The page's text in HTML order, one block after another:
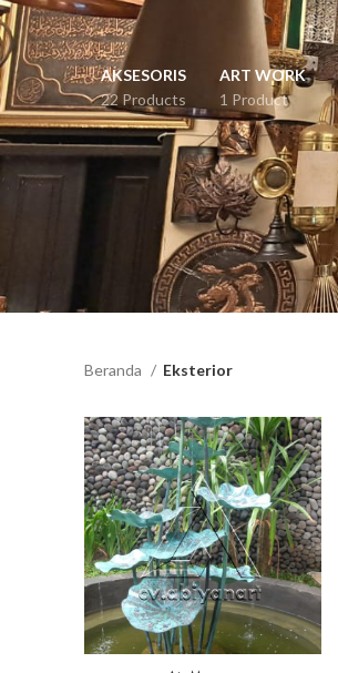
AKSESORIS
22 Products
ART WORK
1 Product
Beranda Eksterior